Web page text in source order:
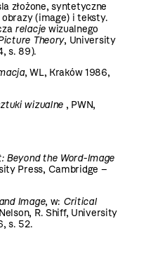
złożone, syntetyczne
(image) i teksty.
relacje wizualnego
Theory, University
s. 89).
, WL, Kraków 1986,
wizualne , PWN,
Beyond the Word-Image
Press, Cambridge –
Image, w: Critical
R. Shiff, University
s. 52.